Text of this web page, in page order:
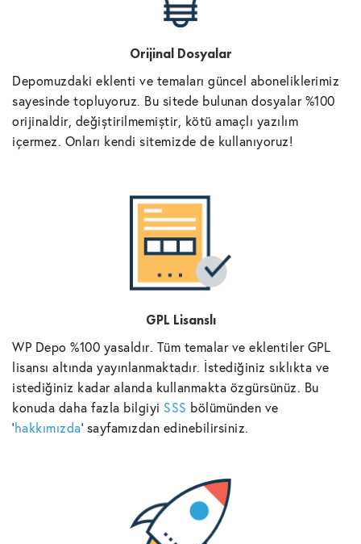
Orijinal Dosyalar
Depomuzdaki eklenti ve temaları güncel aboneliklerimiz
sayesinde topluyoruz. Bu sitede bulunan dosyalar %100
orijinaldir, değiştirilmemiştir, kötü amaçlı yazılım
içermez. Onları kendi sitemizde de kullanıyoruz!
GPL Lisanslı
WP Depo %100 yasaldır. Tüm temalar ve eklentiler GPL
lisansı altında yayınlanmaktadır. İstediğiniz sıklıkta ve
istediğiniz kadar alanda kullanmakta özgürsünüz. Bu
konuda daha fazla bilgiyi SSS bölümünden ve
'hakkımızda' sayfamızdan edinebilirsiniz.